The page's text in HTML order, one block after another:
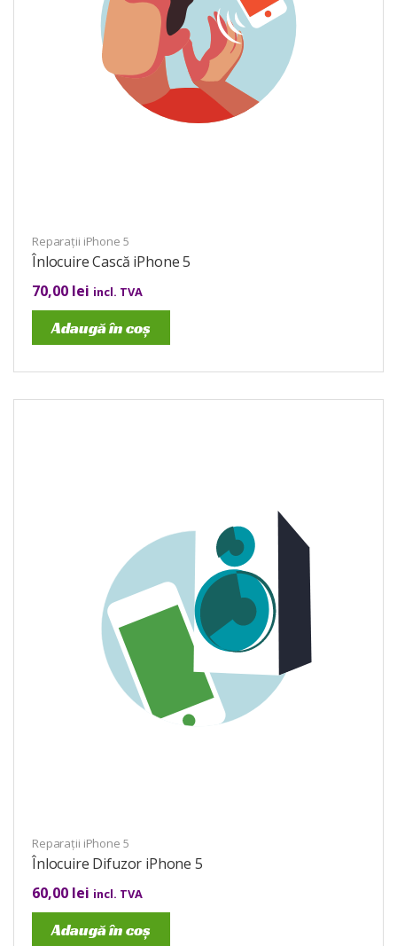
Reparații iPhone 5
Înlocuire Cască iPhone 5
70,00 lei incl. TVA
Adaugă în coș
Reparații iPhone 5
Înlocuire Difuzor iPhone 5
60,00 lei incl. TVA
Adaugă în coș